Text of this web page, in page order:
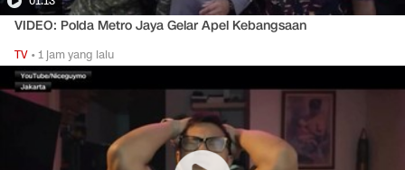
VIDEO: Polda Metro Jaya Gelar Apel Kebangsaan
TV •1 jam yang lalu